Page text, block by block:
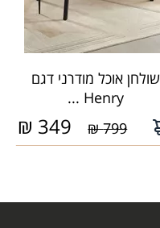
שולחן אוכל מודרני דגם
Henry ...
799 ₪
349
₪